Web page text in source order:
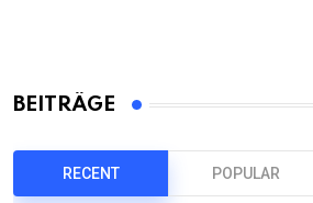
BEITRÄGE
RECENT POPULAR